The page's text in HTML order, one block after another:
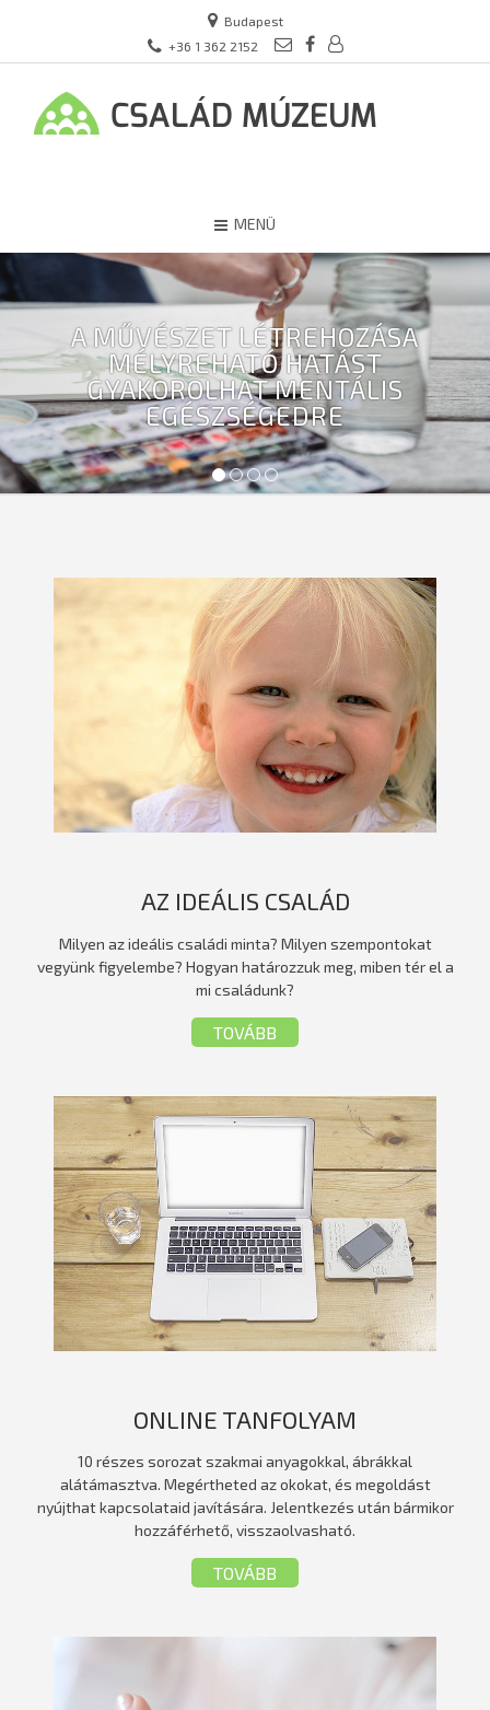
Budapest
+36 1 362 2152
MENÜ
A MŰVÉSZET LÉTREHOZÁSA
MÉLYREHATÓ HATÁST
GYAKOROLHAT MENTÁLIS
EGÉSZSÉGEDRE
1 2 3 4
AZ IDEÁLIS CSALÁD
Milyen az ideális családi minta? Milyen szempontokat
vegyünk figyelembe? Hogyan határozzuk meg, miben tér el a
mi családunk?
TOVÁBB
ONLINE TANFOLYAM
10 részes sorozat szakmai anyagokkal, ábrákkal
alátámasztva. Megértheted az okokat, és megoldást
nyújthat kapcsolataid javítására. Jelentkezés után bármikor
hozzáférhető, visszaolvasható.
TOVÁBB